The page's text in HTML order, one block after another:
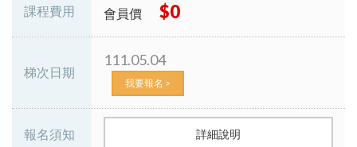
課程費用 會員價 $0
梯次日期
111.05.04
我要報名 >
報名須知 詳細說明